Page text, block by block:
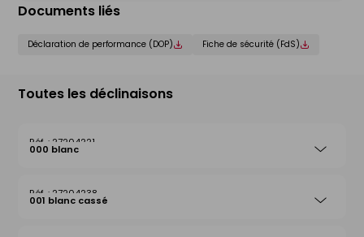
Documents liés
Déclaration de performance (DOP) Fiche de sécurité (FdS)
Toutes les déclinaisons
27204221
000 blanc
27204238
001 blanc cassé